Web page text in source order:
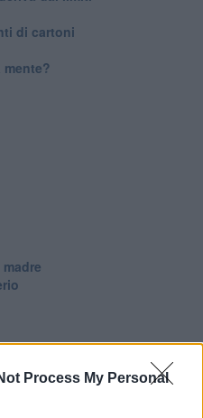
Process My Personal
di cartoni